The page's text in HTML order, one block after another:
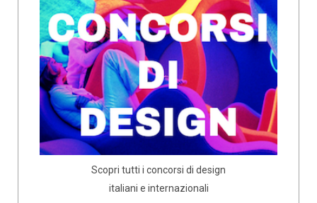
Scopri tutti i concorsi di design
italiani e internazionali